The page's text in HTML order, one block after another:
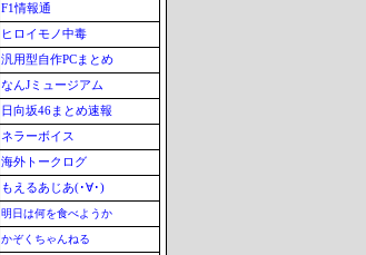
F1情報通
ヒロイモノ中毒
汎用型自作PCまとめ
なんJミュージアム
日向坂46まとめ速報
ネラーボイス
海外トークログ
もえるあじあ(･∀･)
明日は何を食べようか
かぞくちゃんねる